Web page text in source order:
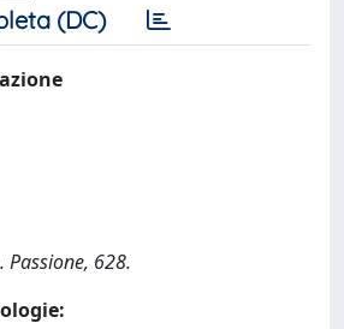
(DC)
Passione, 628.